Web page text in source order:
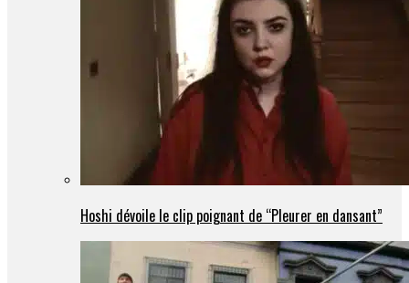
Hoshi dévoile le clip poignant de “Pleurer en dansant”